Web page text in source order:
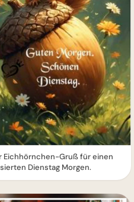
Eichhörnchen-Gruß für einen
Dienstag Morgen.